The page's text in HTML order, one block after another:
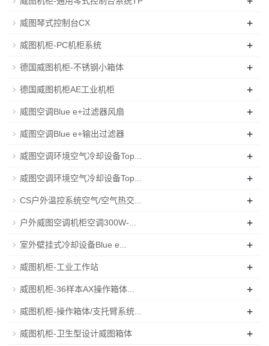
威图琴式控制台CX +
威图机柜-PC机柜系统 +
德国威图机柜-不锈钢小箱体 +
德国威图机柜AE工业机柜 +
威图空调Blue e+过滤器风扇 +
威图空调Blue e+输出过滤器 +
威图空调环境空气冷却设备Top... +
威图空调环境空气冷却设备Top... +
CS户外温控系统空气/空气热交... +
户外威图空调机柜空调300W-... +
室外壁挂式冷却设备Blue e... +
威图机柜-工业工作站 +
威图机柜-36样本AX操作箱体... +
威图机柜-操作箱体/支托臂系统... +
威图机柜-卫生型设计威图箱体 +